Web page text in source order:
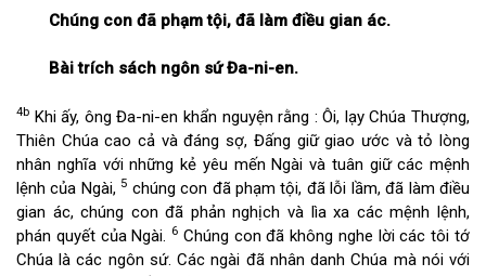
Chúng con đã phạm tội, đã làm điều gian ác.
Bài trích sách ngôn sứ Đa-ni-en.
4b Khi ấy, ông Đa-ni-en khẩn nguyện rằng : Ôi, lạy Chúa Thượng,
Thiên Chúa cao cả và đáng sợ, Đấng giữ giao ước và tỏ lòng
nhân nghĩa với những kẻ yêu mến Ngài và tuân giữ các mệnh
lệnh của Ngài, 5 chúng con đã phạm tội, đã lỗi lầm, đã làm điều
gian ác, chúng con đã phản nghịch và lìa xa các mệnh lệnh,
phán quyết của Ngài. 6 Chúng con đã không nghe lời các tôi tớ
Chúa là các ngôn sứ. Các ngài đã nhân danh Chúa mà nói với